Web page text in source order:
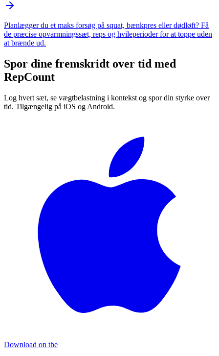
Planlægger du et maks forsøg på squat, bænkpres eller dødløft? Få
de præcise opvarmningssæt, reps og hvileperioder for at toppe uden
at brænde ud.
Spor dine fremskridt over tid med
RepCount
Log hvert sæt, se vægtbelastning i kontekst og spor din styrke over
tid. Tilgængelig på iOS og Android.
Download on the